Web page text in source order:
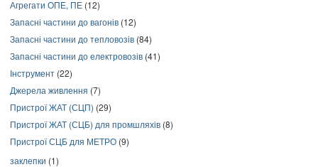
Агрегати ОПЕ, ПЕ (12)
Запасні частини до вагонів (12)
Запасні частини до тепловозів (84)
Запасні частини до електровозів (41)
Інструмент (22)
Джерела живлення (7)
Пристрої ЖАТ (СЦП) (29)
Пристрої ЖАТ (СЦБ) для промшляхів (8)
Пристрої СЦБ для МЕТРО (9)
заклепки (1)